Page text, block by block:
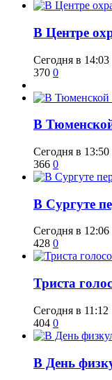
​В Центре
Сегодня в 14:03
370 0
​В
Сегодня в 13:50
366 0
​В Сургуте
Сегодня в 12:06
428 0
​Триста
Сегодня в 11:12
404 0
​В День